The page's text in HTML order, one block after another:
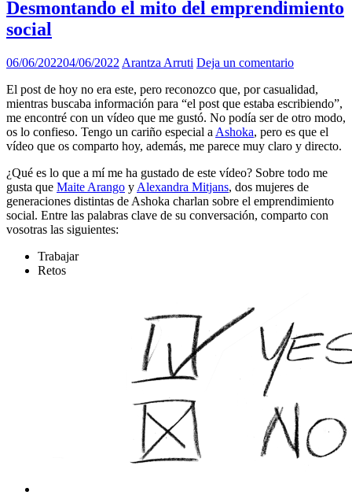
Desmontando el mito del emprendimiento
social
06/06/202204/06/2022 Arantza Arruti Deja un comentario
El post de hoy no era este, pero reconozco que, por casualidad,
mientras buscaba información para “el post que estaba escribiendo”,
me encontré con un vídeo que me gustó. No podía ser de otro modo,
os lo confieso. Tengo un cariño especial a Ashoka, pero es que el
vídeo que os comparto hoy, además, me parece muy claro y directo.
¿Qué es lo que a mí me ha gustado de este vídeo? Sobre todo me
gusta que Maite Arango y Alexandra Mitjans, dos mujeres de
generaciones distintas de Ashoka charlan sobre el emprendimiento
social. Entre las palabras clave de su conversación, comparto con
vosotras las siguientes:
Trabajar
Retos